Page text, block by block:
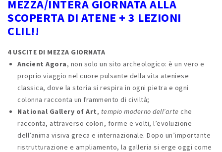
MEZZA/INTERA GIORNATA ALLA
SCOPERTA DI ATENE + 3 LEZIONI
CLIL!!
4 USCITE DI MEZZA GIORNATA
Ancient Agora, non solo un sito archeologico: è un vero e
proprio viaggio nel cuore pulsante della vita ateniese
classica, dove la storia si respira in ogni pietra e ogni
colonna racconta un frammento di civiltà;
National Gallery of Art, tempio moderno dell’arte che
racconta, attraverso colori, forme e volti, l’evoluzione
dell’anima visiva greca e internazionale. Dopo un’importante
ristrutturazione e ampliamento, la galleria si erge oggi come